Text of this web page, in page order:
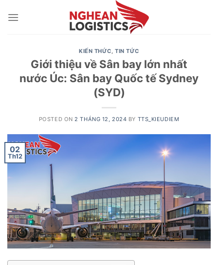
KIẾN THỨC,TIN TỨC
Giới thiệu về Sân bay lớn nhất
nước Úc: Sân bay Quốc tế Sydney
(SYD)
POSTED ON 2 THÁNG 12, 2024 BY TTS_KIEUDIEM
02
Th12